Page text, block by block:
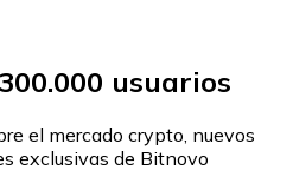
usuarios
el mercado crypto, nuevos
exclusivas de Bitnovo